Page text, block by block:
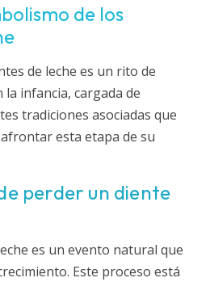
de los
de leche es un rito de
infancia, cargada de
tradiciones asociadas que
esta etapa de su
perder un diente
es un evento natural que
Este proceso está